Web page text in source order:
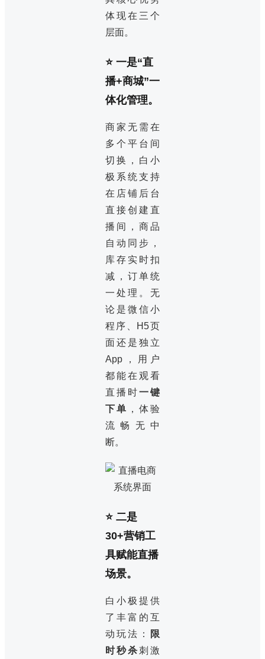
体现在三个
层面。
⭐ 一是“直
播+商城”一
体化管理。
商家无需在
多个平台间
切换，白小
极系统支持
在店铺后台
直接创建直
播间，商品
自动同步，
库存实时扣
减，订单统
一处理。无
论是微信小
程序、H5页
面还是独立
App，用户
都能在观看
直播时一键
下单 ，体验
流畅无中
断。
⭐ 二是
30+营销工
具赋能直播
场景。
白小极提供
了丰富的互
动玩法：
限
时秒杀刺激